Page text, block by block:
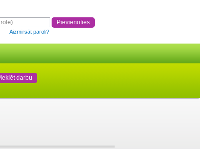
Aizmirsāt paroli?